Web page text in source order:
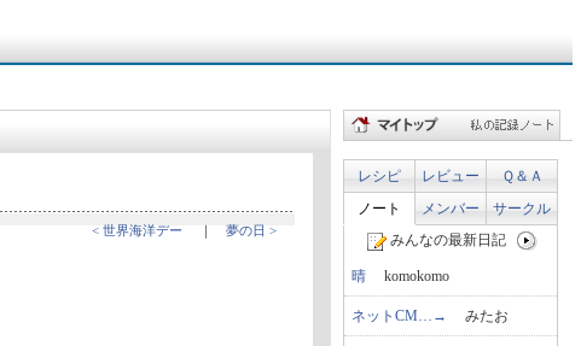
< 世界海洋デー ｜ 夢の日 >
レシピ レビュー
Ｑ＆Ａ
ノート
メンバー
サークル
みんなの最新日記
晴 komokomo
ネットCM…→ みたお